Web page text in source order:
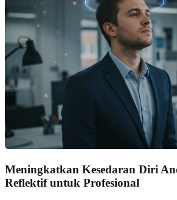
Meningkatkan Kesedaran Diri
Reflektif untuk Profesional